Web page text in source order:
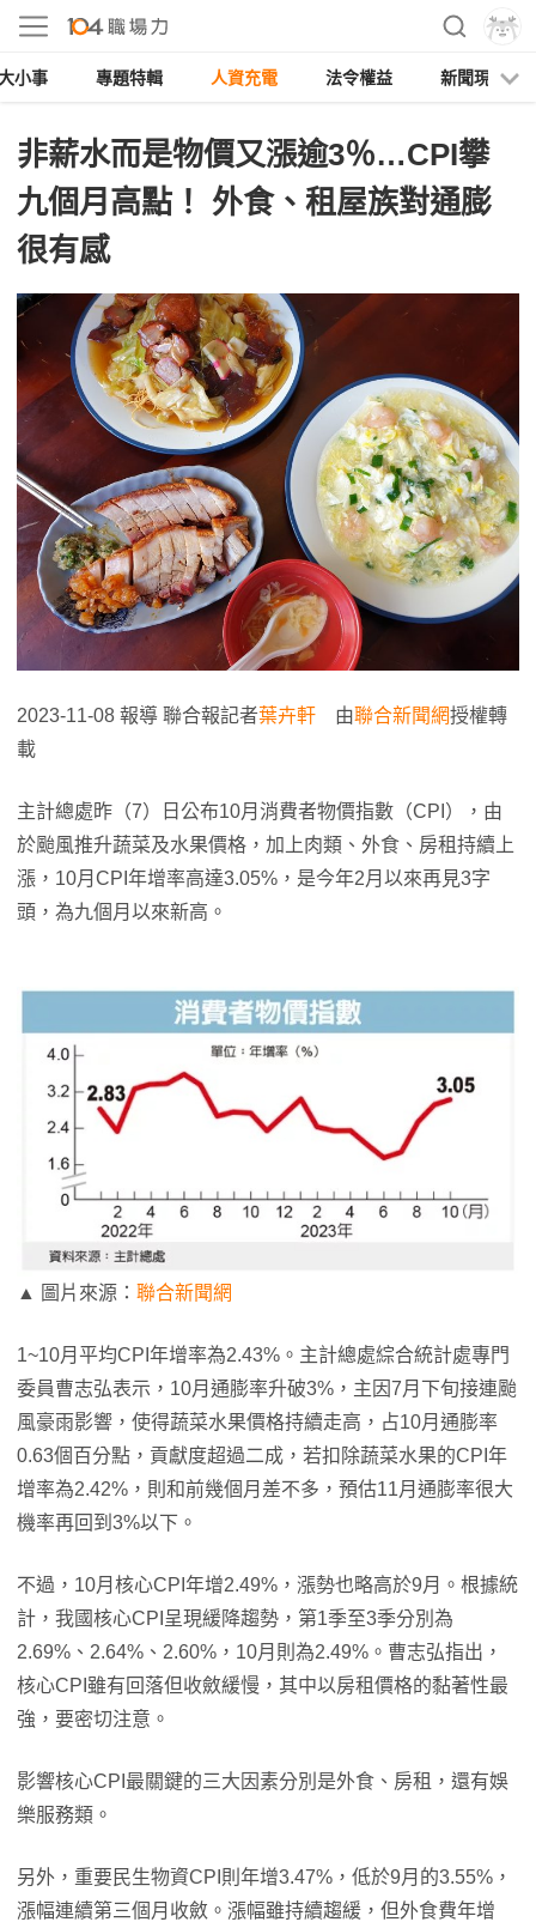
小事 專題特輯 人資充電 法令權益 新聞現場
非薪水而是物價又漲逾3％…CPI攀
九個月高點！ 外食、租屋族對通膨
很有感
2023-11-08 報導 聯合報記者葉卉軒 由聯合新聞網授權轉
載
主計總處昨（7）日公布10月消費者物價指數（CPI），由
於颱風推升蔬菜及水果價格，加上肉類、外食、房租持續上
漲，10月CPI年增率高達3.05%，是今年2月以來再見3字
頭，為九個月以來新高。
▲ 圖片來源： 聯合新聞網
1~10月平均CPI年增率為2.43%。主計總處綜合統計處專門
委員曹志弘表示，10月通膨率升破3%，主因7月下旬接連颱
風豪雨影響，使得蔬菜水果價格持續走高，占10月通膨率
0.63個百分點，貢獻度超過二成，若扣除蔬菜水果的CPI年
增率為2.42%，則和前幾個月差不多，預估11月通膨率很大
機率再回到3%以下。
不過，10月核心CPI年增2.49%，漲勢也略高於9月。根據統
計，我國核心CPI呈現緩降趨勢，第1季至3季分別為
2.69%、2.64%、2.60%，10月則為2.49%。曹志弘指出，
核心CPI雖有回落但收斂緩慢，其中以房租價格的黏著性最
強，要密切注意。
影響核心CPI最關鍵的三大因素分別是外食、房租，還有娛
樂服務類。
另外，重要民生物資CPI則年增3.47%，低於9月的3.55%，
漲幅連續第三個月收斂。漲幅雖持續趨緩，但外食費年增